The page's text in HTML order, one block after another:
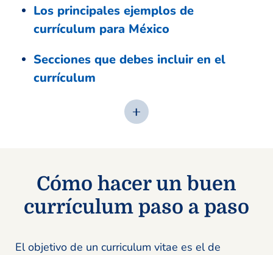
Los principales ejemplos de
currículum para México
Secciones que debes incluir en el
currículum
Cómo hacer un buen
currículum paso a paso
El objetivo de un curriculum vitae es el de